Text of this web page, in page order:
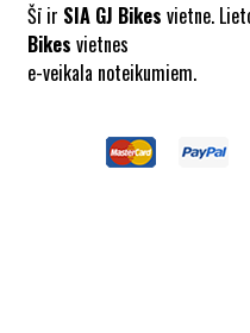
Šī ir SIA GJ Bikes vietne.
Bikes vietnes
e-veikala noteikumiem.